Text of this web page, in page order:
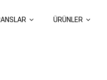
ÜRÜNLER